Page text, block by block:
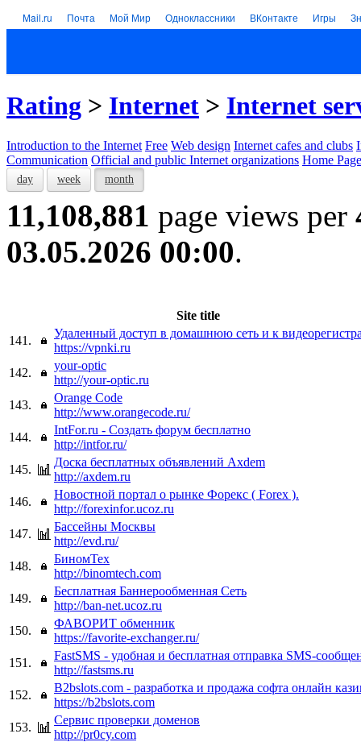
Mail.ru Почта Мой Мир Одноклассники ВКонтакте Игры
Rating > Internet > Internet
Introduction to the Internet Free Web design Internet cafes and clubs
Communication Official and public Internet organizations Home
day week month
11,108,881 page views per
03.05.2026 00:00.
Site title
141.
Удаленный доступ в домашнюю сеть и к
https://vpnki.ru
142.
your-optic
http://your-optic.ru
143.
Orange Code
http://www.orangecode.ru/
144.
IntFor.ru - Создать форум бесплатно
http://intfor.ru/
145.
Доска бесплатных объявлений Axdem
http://axdem.ru
146.
Новостной портал о рынке Форекс ( Forex ).
http://forexinfor.ucoz.ru
147.
Бассейны Москвы
http://evd.ru/
148.
БиномТех
http://binomtech.com
149.
Бесплатная Баннерообменная Сеть
http://ban-net.ucoz.ru
150.
ФАВОРИТ обменник
https://favorite-exchanger.ru/
151.
FastSMS - удобная и бесплатная отправка SMS-
http://fastsms.ru
152.
B2bslots.com - разработка и продажа софта онлайн
https://b2bslots.com
153.
Сервис проверки доменов
http://pr0cy.com